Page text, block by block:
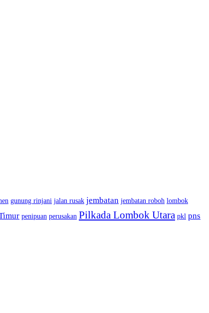
gunung rinjani jalan rusak jembatan jembatan roboh lombok
penipuan perusakan Pilkada Lombok Utara pkl pns